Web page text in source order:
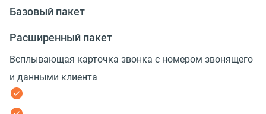
Базовый пакет
Расширенный пакет
Всплывающая карточка звонка с номером звонящего
и данными клиента